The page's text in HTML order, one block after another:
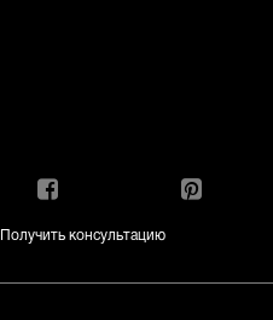
Получить консультацию